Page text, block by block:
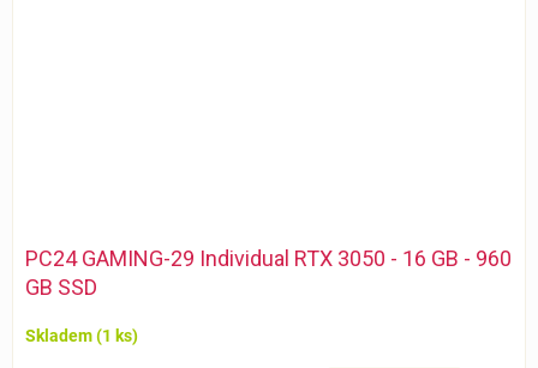
PC24 GAMING-29 Individual RTX 3050 - 16 GB - 960
GB SSD
Skladem(1 ks)